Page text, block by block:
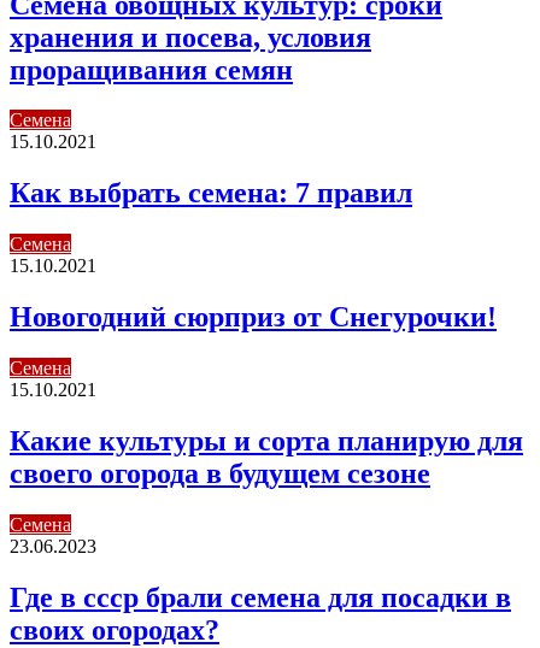
хранения и посева, условия
проращивания семян
Семена
15.10.2021
Как выбрать семена: 7 правил
Семена
15.10.2021
Новогодний сюрприз от Снегурочки!
Семена
15.10.2021
Какие культуры и сорта планирую для
своего огорода в будущем сезоне
Семена
23.06.2023
Где в ссср брали семена для посадки в
своих огородах?